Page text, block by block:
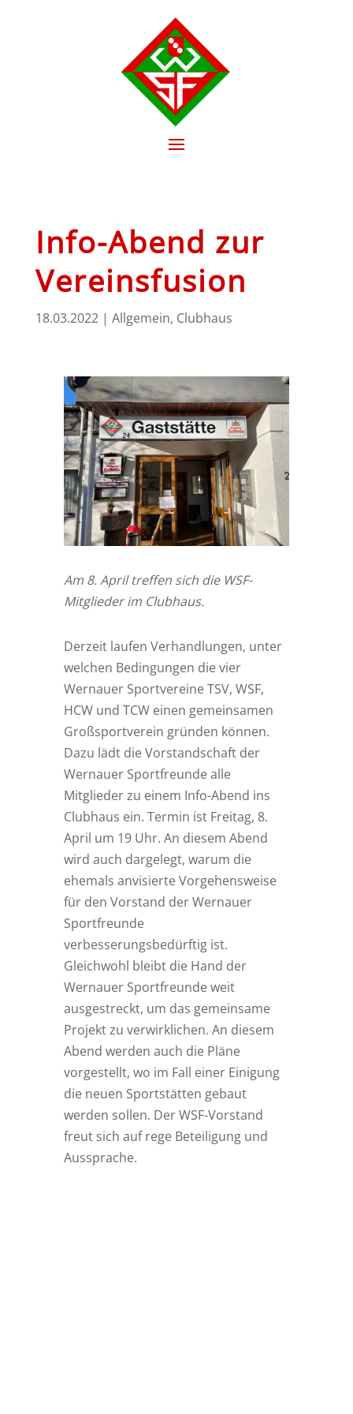
Info-Abend zur
Vereinsfusion
18.03.2022| Allgemein, Clubhaus
Am 8. April treffen sich die WSF-
Mitglieder im Clubhaus.
Derzeit laufen Verhandlungen, unter
welchen Bedingungen die vier
Wernauer Sportvereine TSV, WSF,
HCW und TCW einen gemeinsamen
Großsportverein gründen können.
Dazu lädt die Vorstandschaft der
Wernauer Sportfreunde alle
Mitglieder zu einem Info-Abend ins
Clubhaus ein. Termin ist Freitag, 8.
April um 19 Uhr. An diesem Abend
wird auch dargelegt, warum die
ehemals anvisierte Vorgehensweise
für den Vorstand der Wernauer
Sportfreunde
verbesserungsbedürftig ist.
Gleichwohl bleibt die Hand der
Wernauer Sportfreunde weit
ausgestreckt, um das gemeinsame
Projekt zu verwirklichen. An diesem
Abend werden auch die Pläne
vorgestellt, wo im Fall einer Einigung
die neuen Sportstätten gebaut
werden sollen. Der WSF-Vorstand
freut sich auf rege Beteiligung und
Aussprache.